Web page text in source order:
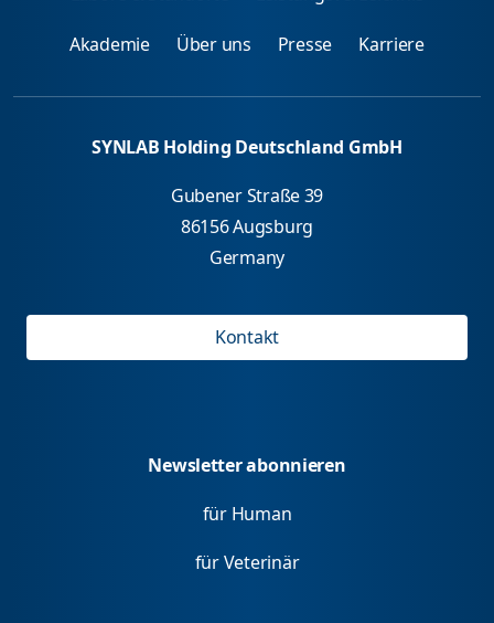
Akademie Über uns Presse Karriere
SYNLAB Holding Deutschland GmbH
Gubener Straße 39
86156 Augsburg
Germany
Kontakt
Newsletter abonnieren
für Human
für Veterinär